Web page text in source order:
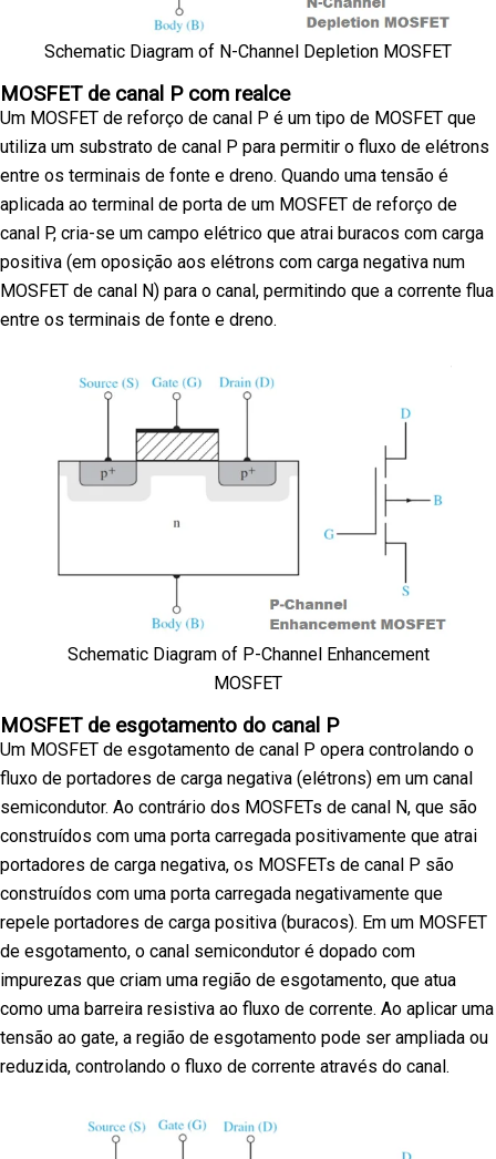
Schematic Diagram of N-Channel Depletion MOSFET
MOSFET de canal P com realce
Um MOSFET de reforço de canal P é um tipo de MOSFET que
utiliza um substrato de canal P para permitir o fluxo de elétrons
entre os terminais de fonte e dreno. Quando uma tensão é
aplicada ao terminal de porta de um MOSFET de reforço de
canal P, cria-se um campo elétrico que atrai buracos com carga
positiva (em oposição aos elétrons com carga negativa num
MOSFET de canal N) para o canal, permitindo que a corrente flua
entre os terminais de fonte e dreno.
Schematic Diagram of P-Channel Enhancement
MOSFET
MOSFET de esgotamento do canal P
Um MOSFET de esgotamento de canal P opera controlando o
fluxo de portadores de carga negativa (elétrons) em um canal
semicondutor. Ao contrário dos MOSFETs de canal N, que são
construídos com uma porta carregada positivamente que atrai
portadores de carga negativa, os MOSFETs de canal P são
construídos com uma porta carregada negativamente que
repele portadores de carga positiva (buracos). Em um MOSFET
de esgotamento, o canal semicondutor é dopado com
impurezas que criam uma região de esgotamento, que atua
como uma barreira resistiva ao fluxo de corrente. Ao aplicar uma
tensão ao gate, a região de esgotamento pode ser ampliada ou
reduzida, controlando o fluxo de corrente através do canal.